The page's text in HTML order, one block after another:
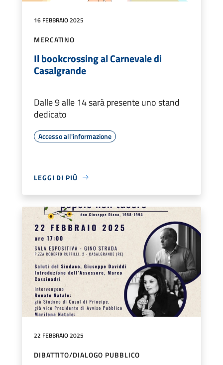
16 FEBBRAIO 2025
MERCATINO
Il bookcrossing al Carnevale di
Casalgrande
Dalle 9 alle 14 sarà presente uno stand
dedicato
Accesso all'informazione
LEGGI DI PIÙ
22 FEBBRAIO 2025
DIBATTITO/DIALOGO PUBBLICO